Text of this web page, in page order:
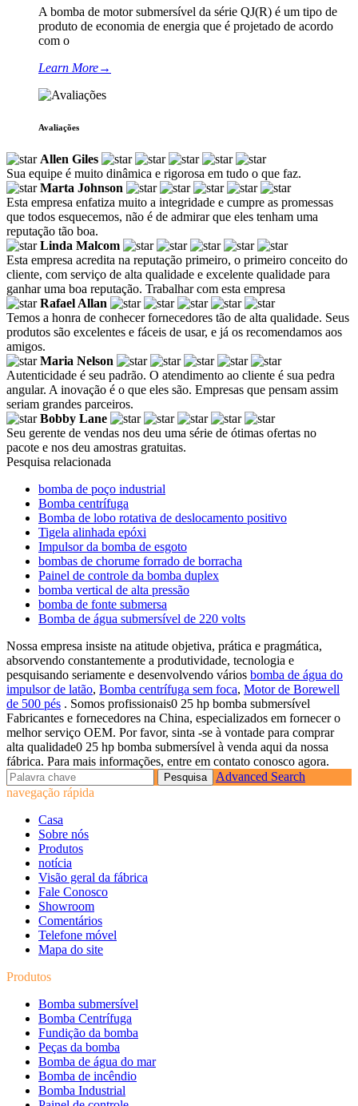
A bomba de motor submersível da série QJ(R) é um tipo de
produto de economia de energia que é projetado de acordo
com o
Learn More→
Avaliações
Allen Giles
Sua equipe é muito dinâmica e rigorosa em tudo o que faz.
Marta Johnson
Esta empresa enfatiza muito a integridade e cumpre as promessas
que todos esquecemos, não é de admirar que eles tenham uma
reputação tão boa.
Linda Malcom
Esta empresa acredita na reputação primeiro, o primeiro conceito do
cliente, com serviço de alta qualidade e excelente qualidade para
ganhar uma boa reputação. Trabalhar com esta empresa
Rafael Allan
Temos a honra de conhecer fornecedores tão de alta qualidade. Seus
produtos são excelentes e fáceis de usar, e já os recomendamos aos
amigos.
Maria Nelson
Autenticidade é seu padrão. O atendimento ao cliente é sua pedra
angular. A inovação é o que eles são. Empresas que pensam assim
seriam grandes parceiros.
Bobby Lane
Seu gerente de vendas nos deu uma série de ótimas ofertas no
pacote e nos deu amostras gratuitas.
Pesquisa relacionada
bomba de poço industrial
Bomba centrífuga
Bomba de lobo rotativa de deslocamento positivo
Tigela alinhada epóxi
Impulsor da bomba de esgoto
bombas de chorume forrado de borracha
Painel de controle da bomba duplex
bomba vertical de alta pressão
bomba de fonte submersa
Bomba de água submersível de 220 volts
Nossa empresa insiste na atitude objetiva, prática e pragmática,
absorvendo constantemente a produtividade, tecnologia e
pesquisando seriamente e desenvolvendo vários bomba de água do
impulsor de latão, Bomba centrífuga sem foca, Motor de Borewell
de 500 pés . Somos profissionais0 25 hp bomba submersível
Fabricantes e fornecedores na China, especializados em fornecer o
melhor serviço OEM. Por favor, sinta -se à vontade para comprar
alta qualidade0 25 hp bomba submersível à venda aqui da nossa
fábrica. Para mais informações, entre em contato conosco agora.
Advanced Search
navegação rápida
Casa
Sobre nós
Produtos
notícia
Visão geral da fábrica
Fale Conosco
Showroom
Comentários
Telefone móvel
Mapa do site
Produtos
Bomba submersível
Bomba Centrífuga
Fundição da bomba
Peças da bomba
Bomba de água do mar
Bomba de incêndio
Bomba Industrial